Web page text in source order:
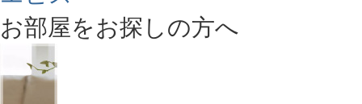
お部屋をお探しの方へ